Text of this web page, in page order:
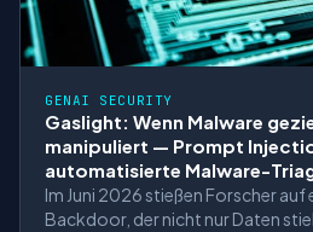
GENAI SECURITY
Gaslight: Wenn Malware
manipuliert — Prompt
automatisierte Malware-
Im Juni 2026 stießen Forscher auf
Backdoor, der nicht nur Daten